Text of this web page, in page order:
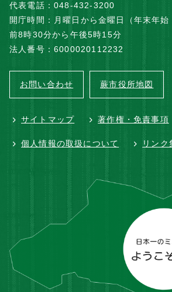
代表電話：048-432-3200
開庁時間：月曜日から金曜日（年末年
前8時30分から午後5時15分
法人番号：6000020112232
お問い合わせ 蕨市役所地図
サイトマップ 著作権・免責事項
個人情報の取扱について リンク